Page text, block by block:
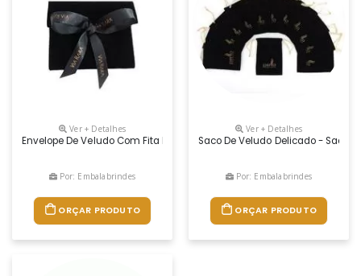
Ver + Detalhes
Envelope De Veludo Com Fita De Cetim Personalizada Em Hot
Por: Embalabrindes
ORÇAR PRODUTO
Ver + Detalhes
Saco De Veludo Delicado -
Por: Embalabrindes
ORÇAR PRODUTO